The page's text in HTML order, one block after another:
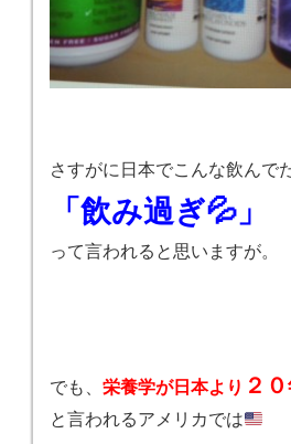
さすがに日本でこんな飲んで
「飲み過ぎ💦」
って言われると思いますが。
でも、 栄養学が日本より ２
と言われるアメリカでは